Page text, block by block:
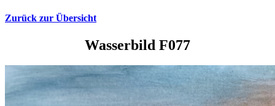
Zurück zur Übersicht
Wasserbild F077